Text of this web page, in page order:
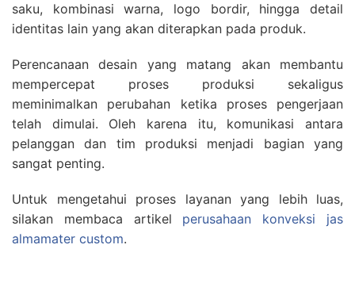
saku, kombinasi warna, logo bordir, hingga detail
identitas lain yang akan diterapkan pada produk.
Perencanaan desain yang matang akan membantu
mempercepat proses produksi sekaligus
meminimalkan perubahan ketika proses pengerjaan
telah dimulai. Oleh karena itu, komunikasi antara
pelanggan dan tim produksi menjadi bagian yang
sangat penting.
Untuk mengetahui proses layanan yang lebih luas,
silakan membaca artikel perusahaan konveksi jas
almamater custom.